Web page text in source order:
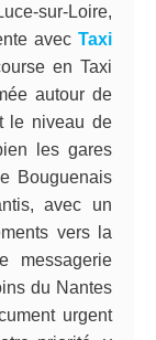
sur-Loire,
avec Taxi
en Taxi
autour de
le niveau de
les gares
Bouguenais
avec un
vers la
messagerie
du Nantes
urgent